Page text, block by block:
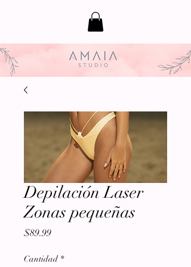
Depilación Laser
Zonas pequeñas
$89.99Precio
Cantidad *